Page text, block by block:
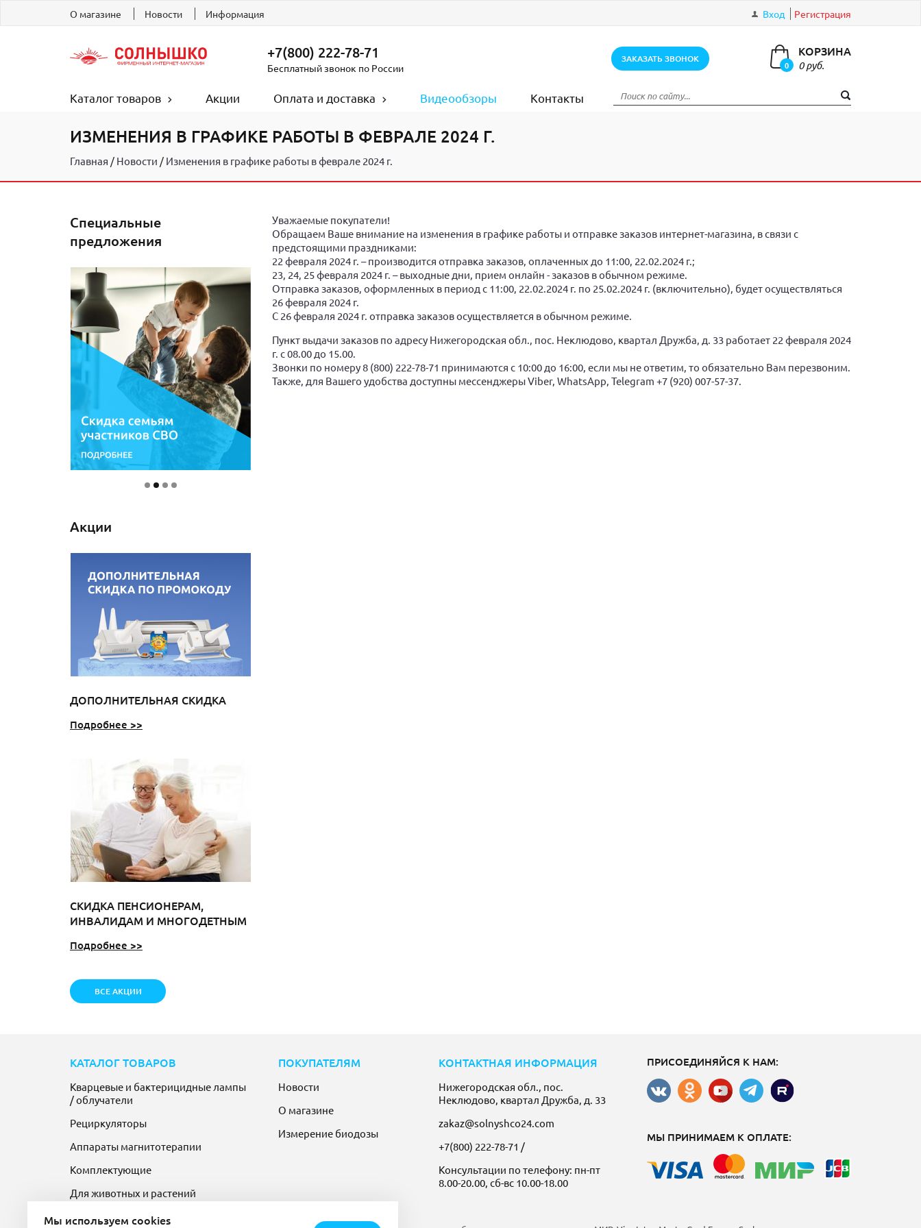
О магазине Новости Информация Вход Регистрация
+7(800) 222-78-71
Бесплатный звонок по России
ЗАКАЗАТЬ ЗВОНОК
0
КОРЗИНА
0 руб.
Каталог товаров Акции Оплата и доставка Видеообзоры Контакты
ИЗМЕНЕНИЯ В ГРАФИКЕ РАБОТЫ В ФЕВРАЛЕ 2024 Г.
Главная Новости Изменения в графике работы в феврале 2024 г.
Уважаемые покупатели!
Обращаем Ваше внимание на изменения в графике работы и отправке заказов интернет-магазина, в связи с
предстоящими праздниками:
22 февраля 2024 г. – производится отправка заказов, оплаченных до 11:00, 22.02.2024 г.;
23, 24, 25 февраля 2024 г. – выходные дни, прием онлайн - заказов в обычном режиме.
Отправка заказов, оформленных в период с 11:00, 22.02.2024 г. по 25.02.2024 г. (включительно), будет осуществляться
26 февраля 2024 г.
С 26 февраля 2024 г. отправка заказов осуществляется в обычном режиме.
Пункт выдачи заказов по адресу Нижегородская обл., пос. Неклюдово, квартал Дружба, д. 33 работает 22 февраля 2024
г. с 08.00 до 15.00.
Звонки по номеру 8 (800) 222-78-71 принимаются с 10:00 до 16:00, если мы не ответим, то обязательно Вам перезвоним.
Также, для Вашего удобства доступны мессенджеры Viber, WhatsApp, Telegram +7 (920) 007-57-37.
Специальные
предложения
Акции
ДОПОЛНИТЕЛЬНАЯ СКИДКА
Подробнее >>
СКИДКА ПЕНСИОНЕРАМ,
ИНВАЛИДАМ И МНОГОДЕТНЫМ
Подробнее >>
ВСЕ АКЦИИ
КАТАЛОГ ТОВАРОВ
Кварцевые и бактерицидные лампы
/ облучатели
Рециркуляторы
Аппараты магнитотерапии
Комплектующие
Для животных и растений
ПОКУПАТЕЛЯМ
Новости
О магазине
Измерение биодозы
КОНТАКТНАЯ ИНФОРМАЦИЯ
Нижегородская обл., пос.
Неклюдово, квартал Дружба, д. 33
zakaz@solnyshco24.com
+7(800) 222-78-71 /
Консультации по телефону: пн-пт
8.00-20.00, сб-вс 10.00-18.00
ПРИСОЕДИНЯЙСЯ К НАМ:
МЫ ПРИНИМАЕМ К ОПЛАТЕ:
Мы используем cookies